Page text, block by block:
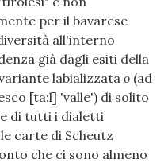
per il bavarese
all'interno
già dagli esiti della
labializzata o (ad
[ta:l] 'valle') di solito
di tutti i dialetti
carte di Scheutz
che ci sono almeno